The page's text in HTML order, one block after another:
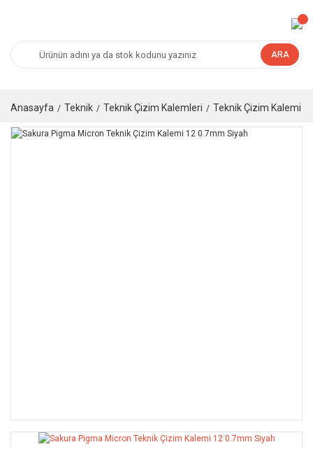
ARA
Anasayfa Teknik Teknik Çizim Kalemleri Teknik Çizim Kalemi